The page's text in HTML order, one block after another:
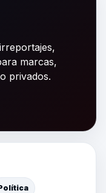
marcas,
privados.